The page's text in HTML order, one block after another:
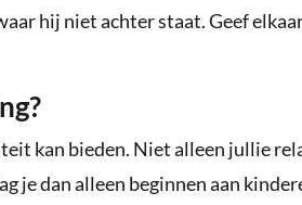
hij niet achter staat. Geef
kan bieden. Niet alleen jullie
je dan alleen beginnen aan